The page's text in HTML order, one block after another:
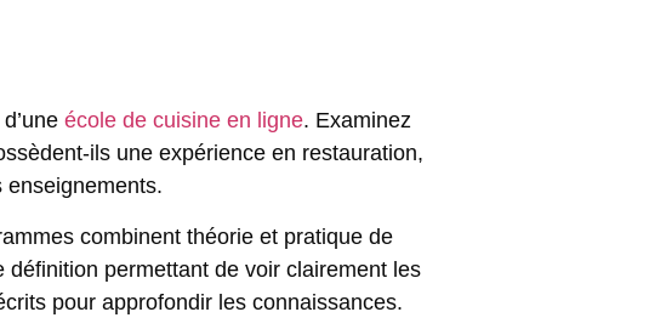
école de cuisine en ligne. Examinez
ils une expérience en restauration,
combinent théorie et pratique de
définition permettant de voir clairement les
pour approfondir les connaissances.